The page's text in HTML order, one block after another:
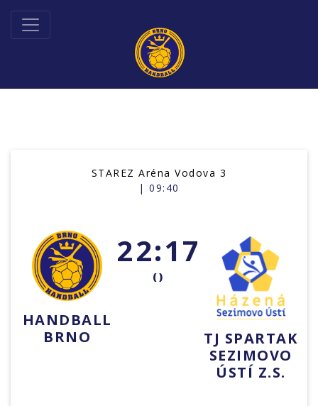
STAREZ Aréna Vodova 3
| 09:40
HANDBALL
BRNO
22:17
()
TJ SPARTAK
SEZIMOVO
ÚSTÍ Z.S.